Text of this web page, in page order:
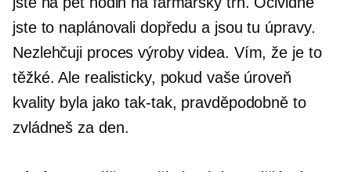
jste to naplánovali dopředu a jsou tu úpravy.
Nezlehčuji proces výroby videa. Vím, že je to
těžké. Ale realisticky, pokud vaše úroveň
kvality byla jakotak-tak, pravděpodobně to
zvládneš za den.